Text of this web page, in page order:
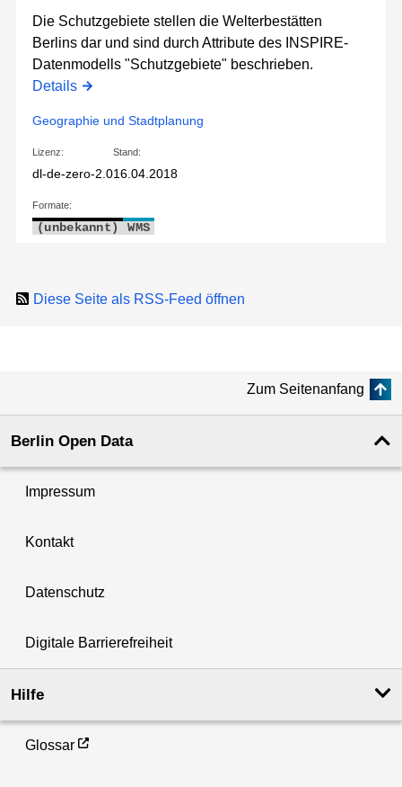
Die Schutzgebiete stellen die Welterbestätten
Berlins dar und sind durch Attribute des INSPIRE-
Datenmodells "Schutzgebiete" beschrieben.
Details
Geographie und Stadtplanung
Lizenz:
dl-de-zero-2.0
Stand:
16.04.2018
Formate:
(unbekannt) WMS
Diese Seite als RSS-Feed öffnen
Zum Seitenanfang
Berlin Open Data
Impressum
Kontakt
Datenschutz
Digitale Barrierefreiheit
Hilfe
Glossar